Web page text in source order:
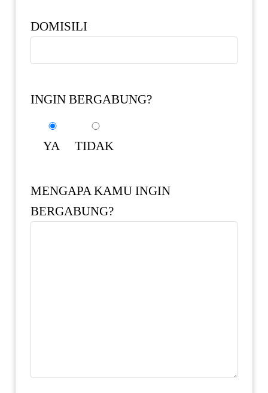
DOMISILI
INGIN BERGABUNG?
YA TIDAK
MENGAPA KAMU INGIN
BERGABUNG?